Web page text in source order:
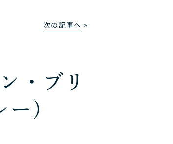
次の記事へ »
・ブリ
）